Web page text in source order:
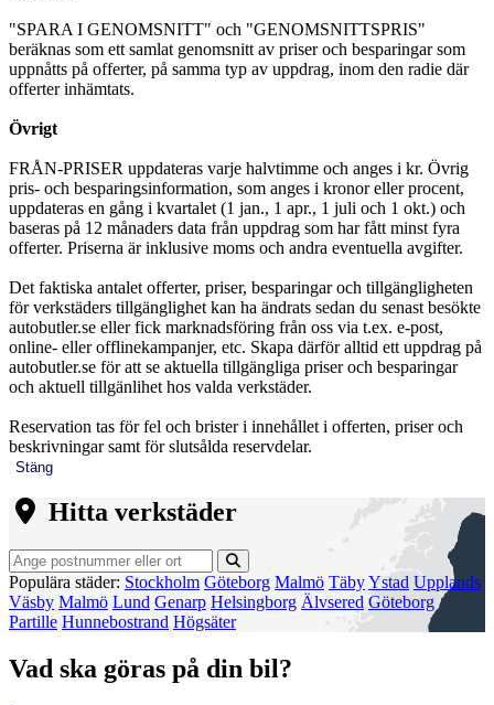
"SPARA I GENOMSNITT" och "GENOMSNITTSPRIS"
beräknas som ett samlat genomsnitt av priser och besparingar som
uppnåtts på offerter, på samma typ av uppdrag, inom den radie där
offerter inhämtats.
Övrigt
FRÅN-PRISER uppdateras varje halvtimme och anges i kr. Övrig
pris- och besparingsinformation, som anges i kronor eller procent,
uppdateras en gång i kvartalet (1 jan., 1 apr., 1 juli och 1 okt.) och
baseras på 12 månaders data från uppdrag som har fått minst fyra
offerter. Priserna är inklusive moms och andra eventuella avgifter.
Det faktiska antalet offerter, priser, besparingar och tillgängligheten
för verkstäders tillgänglighet kan ha ändrats sedan du senast besökte
autobutler.se eller fick marknadsföring från oss via t.ex. e-post,
online- eller offlinekampanjer, etc. Skapa därför alltid ett uppdrag på
autobutler.se för att se aktuella tillgängliga priser och besparingar
och aktuell tillgänlihet hos valda verkstäder.
Reservation tas för fel och brister i innehållet i offerten, priser och
beskrivningar samt för slutsålda reservdelar.
Stäng
Hitta verkstäder
Populära städer: Stockholm Göteborg Malmö TäbyYstad Upplands
Väsby Malmö Lund Genarp Helsingborg Älvsered Göteborg
Partille Hunnebostrand Högsäter
Vad ska göras på din bil?